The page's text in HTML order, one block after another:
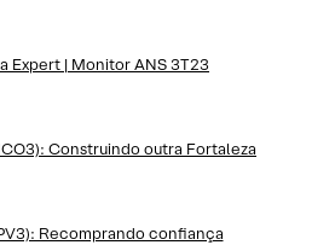
Expert | Monitor ANS 3T23
Construindo outra Fortaleza
Recomprando confiança